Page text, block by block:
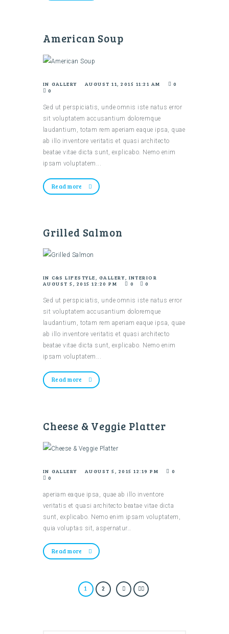
American Soup
IN GALLERY AUGUST 11, 2015 11:21 AM
0
0
Sed ut perspiciatis, unde omnis iste natus error
sit voluptatem accusantium doloremque
laudantium, totam rem aperiam eaque ipsa, quae
ab illo inventore veritatis et quasi architecto
beatae vitae dicta sunt, explicabo. Nemo enim
ipsam voluptatem...
Read more
Grilled Salmon
IN C&S LIFESTYLE, GALLERY, INTERIOR
AUGUST 5, 2015 12:20 PM
0 0
Sed ut perspiciatis, unde omnis iste natus error
sit voluptatem accusantium doloremque
laudantium, totam rem aperiam eaque ipsa, quae
ab illo inventore veritatis et quasi architecto
beatae vitae dicta sunt, explicabo. Nemo enim
ipsam voluptatem...
Read more
Cheese & Veggie Platter
IN GALLERY AUGUST 5, 2015 12:19 PM
0
0
aperiam eaque ipsa, quae ab illo inventore
veritatis et quasi architecto beatae vitae dicta
sunt, explicabo. Nemo enim ipsam voluptatem,
quia voluptas sit, aspernatur…
Read more
1 2